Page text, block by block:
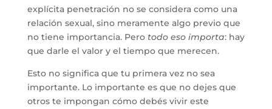
explícita penetración no se considera como una
relación sexual, sino meramente algo previo que
no tiene importancia. Pero todo eso importa: hay
que darle el valor y el tiempo que merecen.
Esto no significa que tu primera vez no sea
importante. Lo importante es que no dejes que
otros te impongan cómo debés vivir este